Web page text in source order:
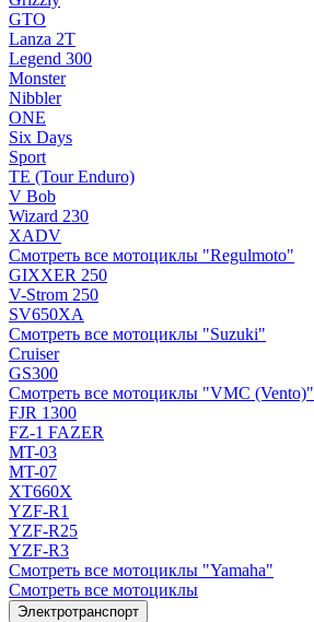
GTO
Lanza 2T
Legend 300
Monster
Nibbler
ONE
Six Days
Sport
TE (Tour Enduro)
V Bob
Wizard 230
XADV
Смотреть все мотоциклы "Regulmoto"
GIXXER 250
V-Strom 250
SV650XA
Смотреть все мотоциклы "Suzuki"
Cruiser
GS300
Смотреть все мотоциклы "VMC (Vento)"
FJR 1300
FZ-1 FAZER
MT-03
MT-07
XT660X
YZF-R1
YZF-R25
YZF-R3
Смотреть все мотоциклы "Yamaha"
Смотреть все мотоциклы
Электротранспорт